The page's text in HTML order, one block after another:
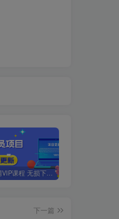
全网VIP课程 无损下载~
下一篇